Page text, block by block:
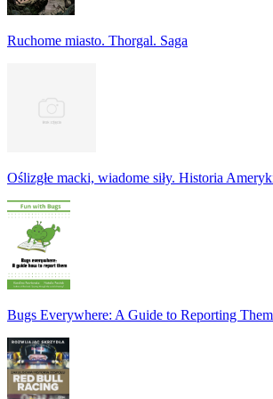
Ruchome miasto. Thorgal. Saga
Oślizgłe macki, wiadome siły. Historia
Bugs Everywhere: A Guide to Reporting